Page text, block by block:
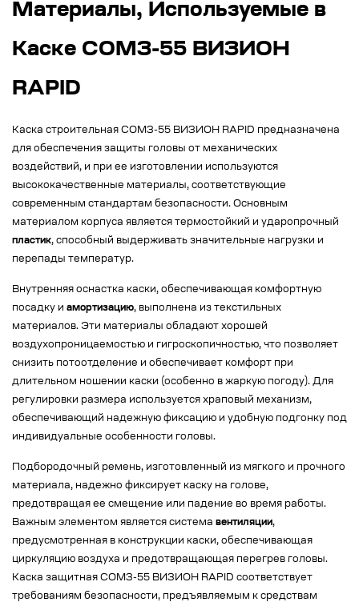
Материалы, Используемые в
Каске СОМЗ-55 ВИЗИОН
RAPID
Каска строительная СОМЗ-55 ВИЗИОН RAPID предназначена
для обеспечения защиты головы от механических
воздействий, и при ее изготовлении используются
высококачественные материалы, соответствующие
современным стандартам безопасности. Основным
материалом корпуса является термостойкий и ударопрочный
пластик, способный выдерживать значительные нагрузки и
перепады температур.
Внутренняя оснастка каски, обеспечивающая комфортную
посадку и амортизацию, выполнена из текстильных
материалов. Эти материалы обладают хорошей
воздухопроницаемостью и гигроскопичностью, что позволяет
снизить потоотделение и обеспечивает комфорт при
длительном ношении каски (особенно в жаркую погоду). Для
регулировки размера используется храповый механизм,
обеспечивающий надежную фиксацию и удобную подгонку под
индивидуальные особенности головы.
Подбородочный ремень, изготовленный из мягкого и прочного
материала, надежно фиксирует каску на голове,
предотвращая ее смещение или падение во время работы.
Важным элементом является система вентиляции,
предусмотренная в конструкции каски, обеспечивающая
циркуляцию воздуха и предотвращающая перегрев головы.
Каска защитная СОМЗ-55 ВИЗИОН RAPID соответствует
требованиям безопасности, предъявляемым к средствам